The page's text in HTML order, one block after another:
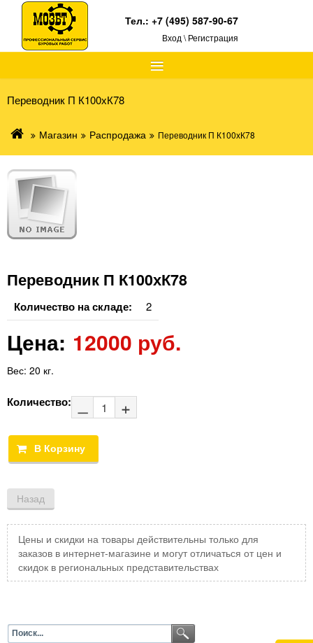
≡
Тел.:+7 (495) 587-90-67
Вход \ Регистрация
Переводник П К100хК78
Магазин Распродажа Переводник П К100хК78
Переводник П К100хК78
Количество на складе: 2
Цена: 12000 руб.
Вес: 20 кг.
Количество:
Цены и скидки на товары действительны только для
заказов в интернет-магазине и могут отличаться от цен и
скидок в региональных представительствах